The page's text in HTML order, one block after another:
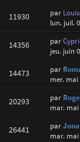
11930 par
lun. juil.
14356 par
jeu. juin
14473 par
mer. mai
20293 par
mar. mai
26441 par
mar. mai